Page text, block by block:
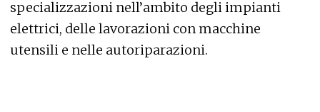
specializzazioni nell’ambito degli impianti
elettrici, delle lavorazioni con macchine
utensili e nelle autoriparazioni.